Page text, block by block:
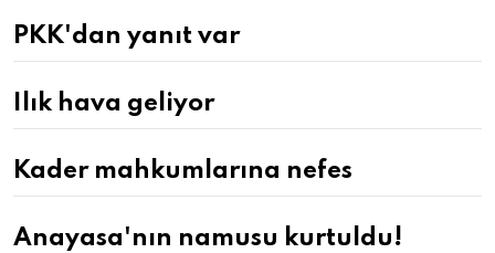
PKK'dan yanıt var
Ilık hava geliyor
Kader mahkumlarına nefes
Anayasa'nın namusu kurtuldu!